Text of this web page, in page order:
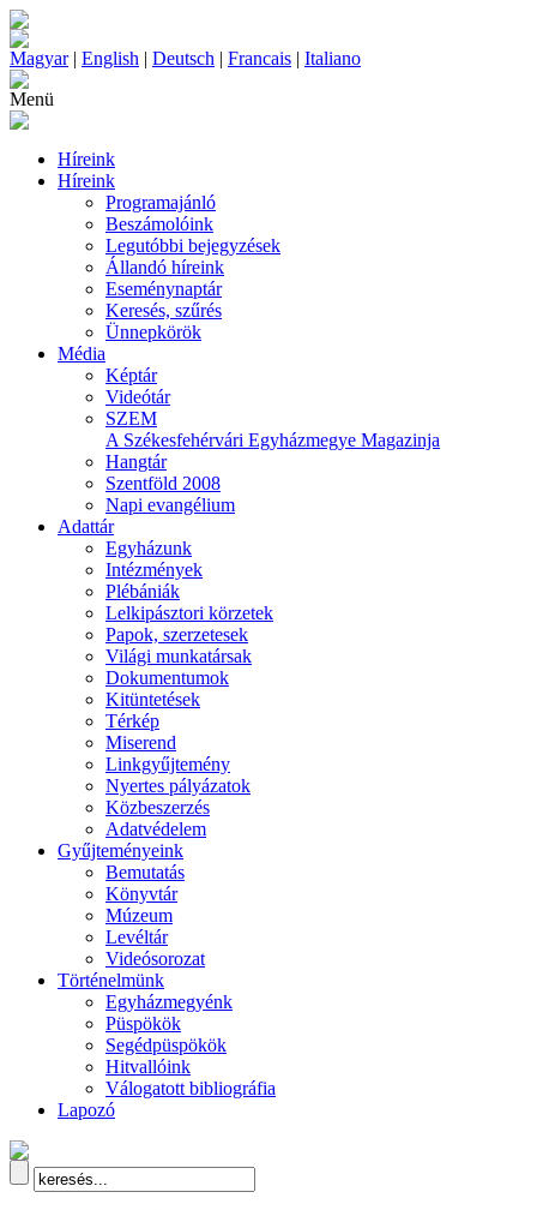
Magyar| English | Deutsch | Francais | Italiano
Menü
Híreink
Híreink
Programajánló
Beszámolóink
Legutóbbi bejegyzések
Állandó híreink
Eseménynaptár
Keresés, szűrés
Ünnepkörök
Média
Képtár
Videótár
SZEM
A Székesfehérvári Egyházmegye Magazinja
Hangtár
Szentföld 2008
Napi evangélium
Adattár
Egyházunk
Intézmények
Plébániák
Lelkipásztori körzetek
Papok, szerzetesek
Világi munkatársak
Dokumentumok
Kitüntetések
Térkép
Miserend
Linkgyűjtemény
Nyertes pályázatok
Közbeszerzés
Adatvédelem
Gyűjteményeink
Bemutatás
Könyvtár
Múzeum
Levéltár
Videósorozat
Történelmünk
Egyházmegyénk
Püspökök
Segédpüspökök
Hitvallóink
Válogatott bibliográfia
Lapozó